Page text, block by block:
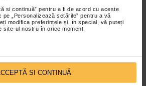
si continuă” pentru a fi de acord cu aceste
„Personalizează setările” pentru a vă
modifica preferințele și, în special, vă puteți
site-ul nostru în orice moment.
SI CONTINUĂ
personalizate Catena Pas cu
plantare individuale;
de realizare sunt efectuate de personal
dedicate diagnosticarii plantare;
Memo
spuma de memorie
Indisponibil